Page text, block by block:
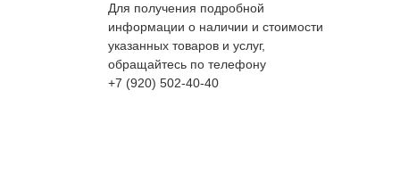
Для получения подробной
информации о наличии и стоимости
указанных товаров и услуг,
обращайтесь по телефону
+7 (920) 502-40-40